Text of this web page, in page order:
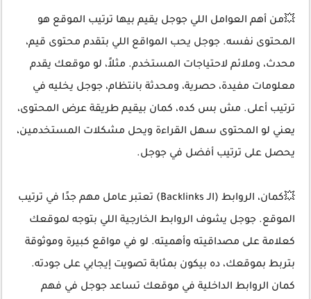
💥من أهم العوامل اللي جوجل يقيم بيها ترتيب الموقع هو
المحتوى نفسه. جوجل يحب المواقع اللي بتقدم محتوى قيم،
محدث، وملائم لاحتياجات المستخدم. مثلاً، لو موقعك يقدم
معلومات مفيدة، حصرية، ومحدثة بانتظام، جوجل يخليه في
ترتيب أعلى. مش بس كده، كمان بيقيم طريقة عرض المحتوى،
يعني لو المحتوى سهل القراءة ويحل مشكلات المستخدمين،
يحصل على ترتيب أفضل في جوجل.
💥كمان، الروابط (الـ Backlinks) تعتبر عامل مهم جدًا في ترتيب
الموقع. جوجل يشوف الروابط الخارجية اللي بتوجه لموقعك
كعلامة على مصداقيته وأهميته. لو في مواقع كبيرة وموثوقة
بتربط بموقعك، ده بيكون بمثابة تصويت إيجابي على جودته.
كمان الروابط الداخلية في موقعك تساعد جوجل في فهم